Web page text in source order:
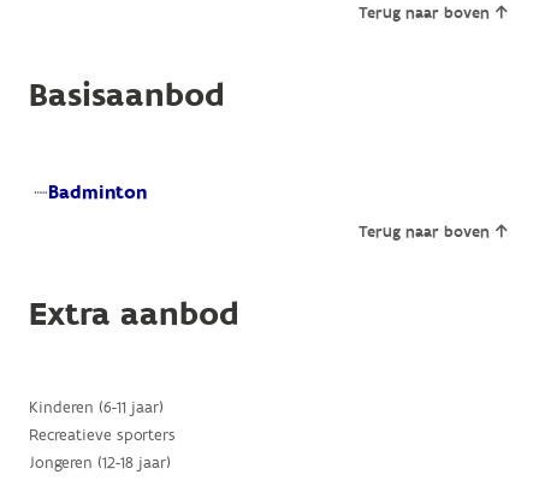
Terug naar boven
Basisaanbod
Badminton
Terug naar boven
Extra aanbod
Kinderen (6-11 jaar)
Recreatieve sporters
Jongeren (12-18 jaar)